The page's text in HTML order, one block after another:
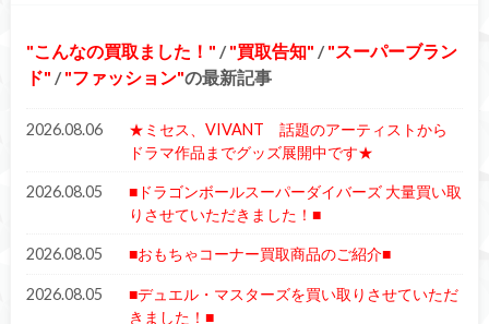
こんなの買取ました！ / 買取告知 / スーパーブラン
ド
/ ファッション の最新記事
2026.08.06
★ミセス、VIVANT 話題のアーティストから
ドラマ作品までグッズ展開中です★
2026.08.05
■ドラゴンボールスーパーダイバーズ 大量買い取
りさせていただきました！■
2026.08.05 ■おもちゃコーナー買取商品のご紹介■
2026.08.05
■デュエル・マスターズを買い取りさせていただ
きました！■